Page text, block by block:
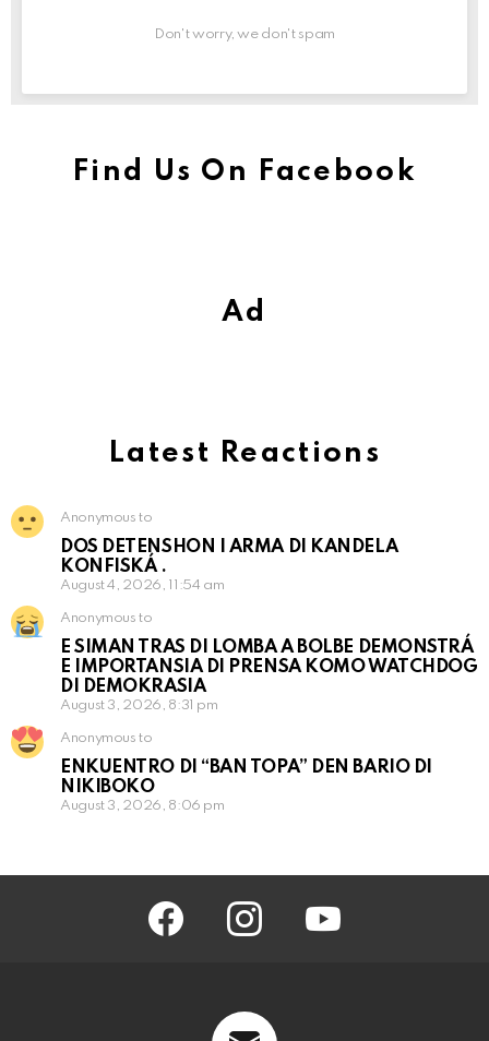
Don't worry, we don't spam
Find Us On Facebook
Ad
Latest Reactions
Anonymous to
DOS DETENSHON I ARMA DI KANDELA
KONFISKÁ .
August 4, 2026, 11:54 am
Anonymous to
E SIMAN TRAS DI LOMBA A BOLBE DEMONSTRÁ
E IMPORTANSIA DI PRENSA KOMO WATCHDOG
DI DEMOKRASIA
August 3, 2026, 8:31 pm
Anonymous to
ENKUENTRO DI “BAN TOPA” DEN BARIO DI
NIKIBOKO
August 3, 2026, 8:06 pm
facebook instagram youtube